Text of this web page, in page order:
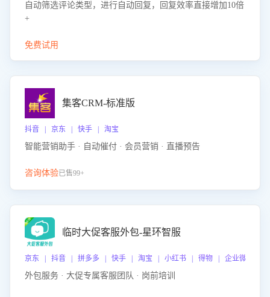
自动筛选评论类型，进行自动回复，回复效率直接增加10倍
+
免费试用
集客CRM-标准版
抖音 | 京东 | 快手 | 淘宝
智能营销助手 · 自动催付 · 会员营销 · 直播预告
咨询体验已售99+
临时大促客服外包-星环智服
京东 | 抖音 | 拼多多 | 快手 | 淘宝 | 小红书 | 得物 | 企业微信
外包服务 · 大促专属客服团队 · 岗前培训